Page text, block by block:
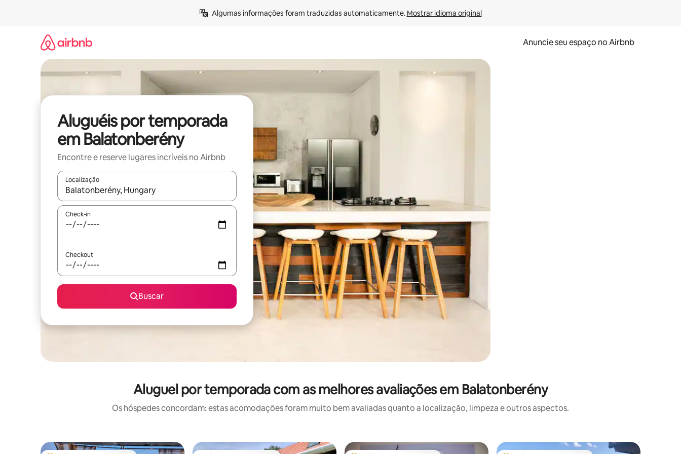
Algumas informações foram traduzidas automaticamente. Mostrar idioma original
Anuncie seu espaço no Airbnb
Aluguéis por temporada
em Balatonberény
Encontre e reserve lugares incríveis no Airbnb
Localização
Quando os resultados estiverem disponíveis, explore-os usando as seta para cima e para baixo do teclado ou tocando e deslizando o dedo na tela.
Check-in
Checkout
Buscar
Aluguel por temporada com as melhores avaliações em Balatonberény
Os hóspedes concordam: estas acomodações foram muito bem avaliadas quanto a localização, limpeza e outros aspectos.